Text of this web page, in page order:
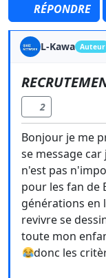
RÉPONDRE
L-Kawa Auteur
2
Bonjour je me
se message
n'est pas
pour les fan de
générations en
revivre se
toute mon
donc les